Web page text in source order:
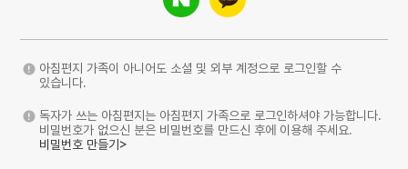
아침편지 가족이 아니어도 소셜 및 외부 계정으로 로그인할 수
있습니다.
독자가 쓰는 아침편지는 아침편지 가족으로 로그인하셔야 가능합니다.
비밀번호가 없으신 분은 비밀번호를 만드신 후에 이용해 주세요.
비밀번호 만들기>